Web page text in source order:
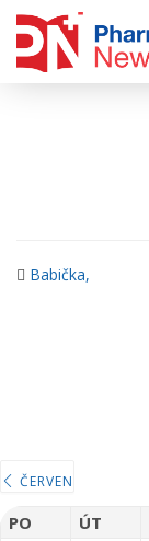
Babička,
ČERVEN
PO ÚT